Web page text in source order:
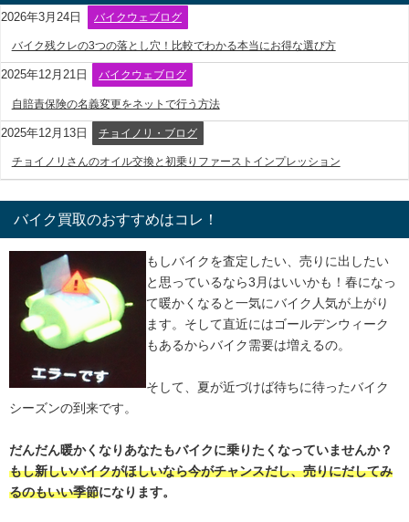
2026年3月24日 バイクウェブログ
バイク残クレの3つの落とし穴！比較でわかる本当にお得な選び方
2025年12月21日 バイクウェブログ
自賠責保険の名義変更をネットで行う方法
2025年12月13日 チョイノリ・ブログ
チョイノリさんのオイル交換と初乗りファーストインプレッション
バイク買取のおすすめはコレ！
もしバイクを査定したい、売りに出したい
と思っているなら3月はいいかも！春になっ
て暖かくなると一気にバイク人気が上がり
ます。そして直近にはゴールデンウィーク
もあるからバイク需要は増えるの。
そして、夏が近づけば待ちに待ったバイク
シーズンの到来です。
だんだん暖かくなりあなたもバイクに乗りたくなっていませんか？
もし新しいバイクがほしいなら今がチャンスだし、売りにだしてみ
るのもいい季節になります。